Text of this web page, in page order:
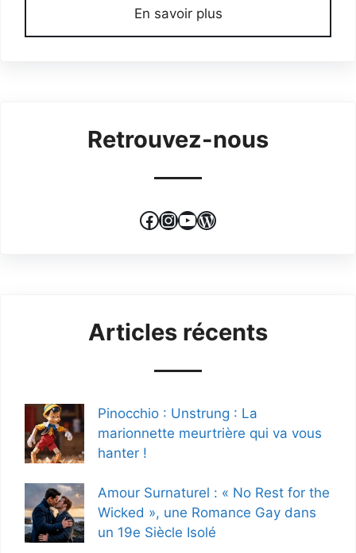
En savoir plus
Retrouvez-nous
Facebook
Instagram
YouTube
WordPress
Articles récents
Pinocchio : Unstrung : La
marionnette meurtrière qui va vous
hanter !
Amour Surnaturel : « No Rest for the
Wicked », une Romance Gay dans
un 19e Siècle Isolé